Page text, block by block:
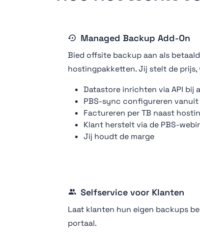
Managed Backup Add-On
Bied offsite backup aan als
hostingpakketten. Jij stelt de prijs,
Datastore inrichten via API bij
PBS-sync configureren vanuit
Factureren per TB naast
Klant herstelt via de PBS-
Jij houdt de marge
Selfservice voor Klanten
Laat klanten hun eigen backups
portaal.